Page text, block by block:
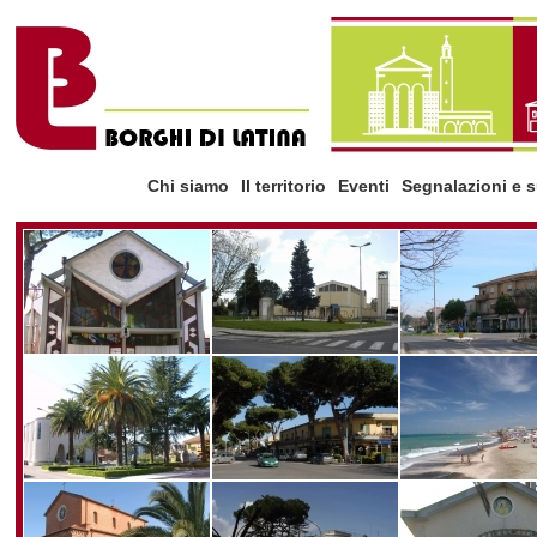
Chi siamo Il territorio Eventi Segnalazioni e
la storia